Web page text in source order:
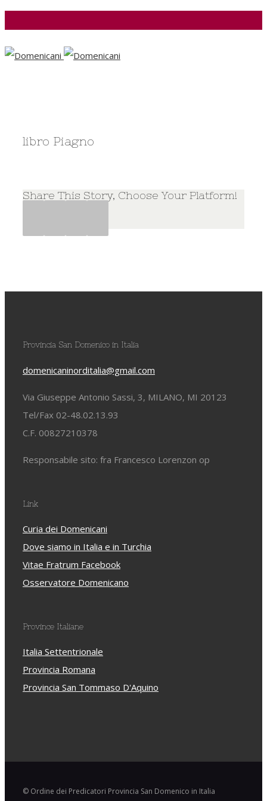
libro Piagno
Share This Story, Choose Your Platform!
Provincia San Domenico in Italia
domenicaninorditalia@gmail.com
Via Giuseppe Antonio Sassi, 3, MILANO, MI 20123
Tel/Fax 02-48.02.13.93
C.F. 00827210378
Responsabile sito: fra Francesco Lorenzon op
Link
Curia dei Domenicani
Dove siamo in Italia e in Turchia
Vitae Fratrum Facebook
Osservatore Domenicano
Province Italiane
Italia Settentrionale
Provincia Romana
Provincia San Tommaso D'Aquino
© Ordine dei Predicatori Provincia San Domenico in Italia